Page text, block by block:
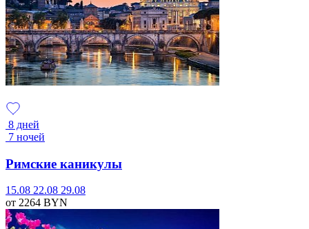
8 дней
7 ночей
Римские каникулы
15.08 22.08 29.08
от 2264 BYN